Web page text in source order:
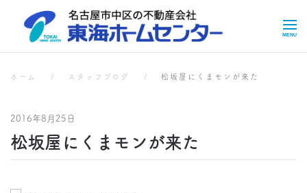
Skip to main content
スタッフブログ
ホーム スタッフブログ 松坂屋にくまモンが来た
2016年8月25日
松坂屋にくまモンが来た